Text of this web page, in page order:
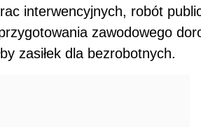
interwencyjnych, robót
zawodowego
zasiłek dla bezrobotnych.